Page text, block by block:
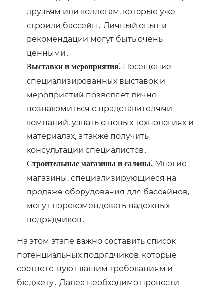
друзьям или коллегам, которые уже
строили бассейн․ Личный опыт и
рекомендации могут быть очень
ценными․
Выставки и мероприятия⁚ Посещение
специализированных выставок и
мероприятий позволяет лично
познакомиться с представителями
компаний, узнать о новых технологиях и
материалах, а также получить
консультации специалистов․
Строительные магазины и салоны⁚ Многие
магазины, специализирующиеся на
продаже оборудования для бассейнов,
могут порекомендовать надежных
подрядчиков․
На этом этапе важно составить список
потенциальных подрядчиков, которые
соответствуют вашим требованиям и
бюджету․ Далее необходимо провести